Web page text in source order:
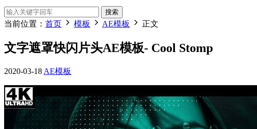
搜索
当前位置： 首页 模板 AE模板 正文
文字遮罩快闪片头AE模板- Cool Stomp
2020-03-18 AE模板